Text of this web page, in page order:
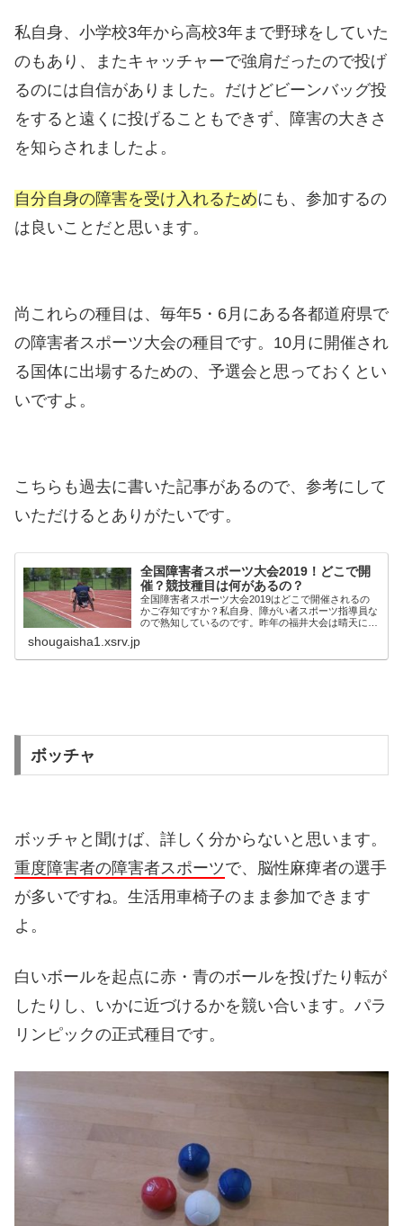
私自身、小学校3年から高校3年まで野球をしていた
のもあり、またキャッチャーで強肩だったので投げ
るのには自信がありました。だけどビーンバッグ投
をすると遠くに投げることもできず、障害の大きさ
を知らされましたよ。
自分自身の障害を受け入れるためにも、参加するの
は良いことだと思います。
尚これらの種目は、毎年5・6月にある各都道府県で
の障害者スポーツ大会の種目です。10月に開催され
る国体に出場するための、予選会と思っておくとい
いですよ。
こちらも過去に書いた記事があるので、参考にして
いただけるとありがたいです。
全国障害者スポーツ大会2019！どこで開
催？競技種目は何があるの？
全国障害者スポーツ大会2019はどこで開催されるの
かご存知ですか？私自身、障がい者スポーツ指導員な
ので熟知しているのです。昨年の福井大会は晴天に恵
shougaisha1.xsrv.jp
ボッチャ
ボッチャと聞けば、詳しく分からないと思います。
重度障害者の障害者スポーツで、脳性麻痺者の選手
が多いですね。生活用車椅子のまま参加できます
よ。
白いボールを起点に赤・青のボールを投げたり転が
したりし、いかに近づけるかを競い合います。パラ
リンピックの正式種目です。